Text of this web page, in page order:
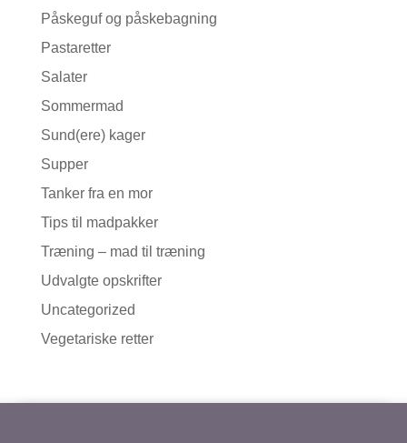
Påskeguf og påskebagning
Pastaretter
Salater
Sommermad
Sund(ere) kager
Supper
Tanker fra en mor
Tips til madpakker
Træning – mad til træning
Udvalgte opskrifter
Uncategorized
Vegetariske retter